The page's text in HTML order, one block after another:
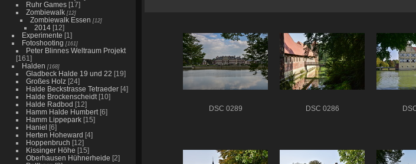
Ruhr Games [17]
Zombiewalk [12]
Zombiewalk Essen [12]
2014 [12]
Experimente [1]
Fotoshooting [161]
Peter Blinnes Weltraum Projekt
[161]
Halden [168]
Gladbeck Halde 19 und 22 [19]
Großes Holz [24]
Halde Beckstrasse Tetraeder [4]
Halde Brockenscheidt [10]
Halde Radbod [12]
Hamm Halde Humbert [6]
Hamm Lippepark [15]
Haniel [6]
Herten Hoheward [4]
Hoppenbruch [12]
Kissinger Höhe [15]
Oberhausen Hühnerheide [2]
DSC 0289 DSC 0286